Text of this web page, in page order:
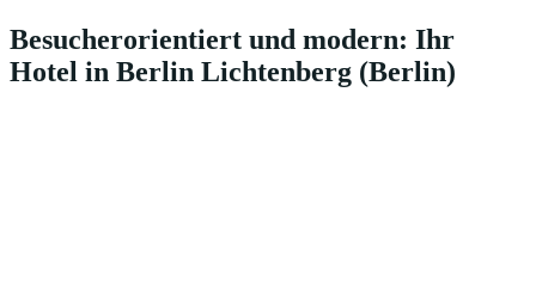
Besucherorientiert und modern: Ihr
Hotel in Berlin Lichtenberg (Berlin)